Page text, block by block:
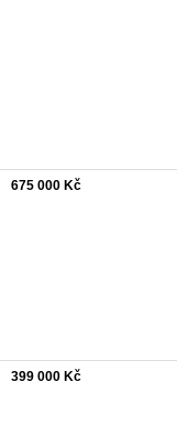
675 000 Kč
399 000 Kč